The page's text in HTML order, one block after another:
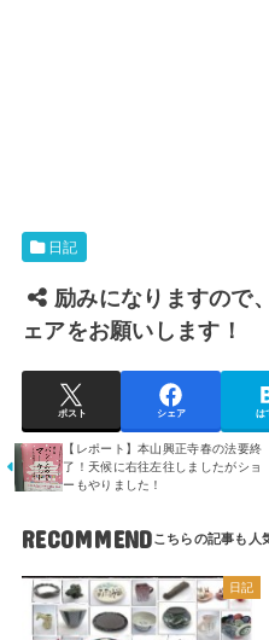
日記
励みになりますので
ェアをお願いします！
ポスト シェア は
【レポート】本山興正寺春の法要終
了！天候に右往左往しましたがショ
ーもやりました！
RECOMMEND
日記